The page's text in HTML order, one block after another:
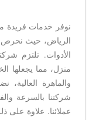
نوفر خدمات
الرياض، حيث نحرص
الأدوات. تلتزم
منزل، مما يجعلها
والماهرة العالية،
شركتنا بالسرعة
عملائنا. علاوة على